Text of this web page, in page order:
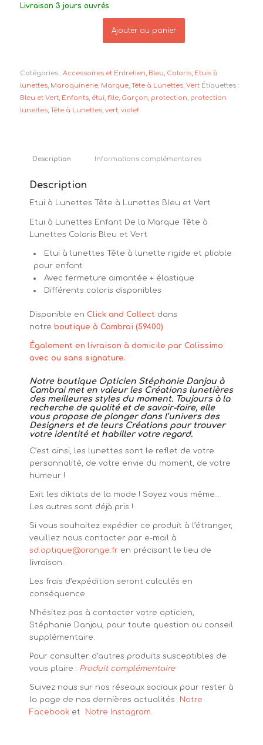
Livraison 3 jours ouvrés
Ajouter au panier
Catégories : Accessoires et Entretien, Bleu, Coloris, Etuis à
lunettes, Maroquinerie, Marque, Tête à Lunettes, Vert Étiquettes :
Bleu et Vert, Enfants, étui, fille, Garçon, protection, protection
lunettes, Tête à Lunettes, vert, violet
Description Informations complémentaires
Description
Etui à Lunettes Tête à Lunettes Bleu et Vert
Etui à Lunettes Enfant De la Marque Tête à
Lunettes Coloris Bleu et Vert
Etui à lunettes Tête à lunette rigide et pliable
pour enfant
Avec fermeture aimantée + élastique
Différents coloris disponibles
Disponible en Click and Collect dans
notre boutique à Cambrai (59400)
Également en livraison à domicile par Colissimo
avec ou sans signature.
Notre boutique Opticien Stéphanie Danjou à
Cambrai met en valeur les Créations lunetières
des meilleures styles du moment. Toujours à la
recherche de qualité et de savoir-faire, elle
vous propose de plonger dans l’univers des
Designers et de leurs Créations pour trouver
votre identité et habiller votre regard.
C’est ainsi, les lunettes sont le reflet de votre
personnalité, de votre envie du moment, de votre
humeur !
Exit les diktats de la mode ! Soyez vous même…
Les autres sont déjà pris !
Si vous souhaitez expédier ce produit à l’étranger,
veuillez nous contacter par e-mail à
sd.optique@orange.fren précisant le lieu de
livraison.
Les frais d’expédition seront calculés en
conséquence.
N’hésitez pas à contacter votre opticien,
Stéphanie Danjou, pour toute question ou conseil
supplémentaire.
Pour consulter d’autres produits susceptibles de
vous plaire : Produit complémentaire
Suivez nous sur nos réseaux sociaux pour rester à
la page de nos dernières actualités
Notre
Facebooket Notre Instagram.